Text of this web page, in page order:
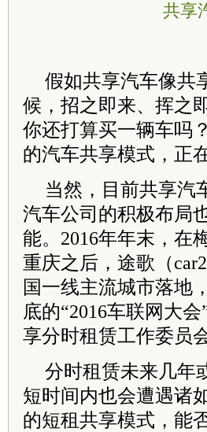
共享
假如共享汽车像
候，招之即来、挥之
你还打算买一辆车吗
的汽车共享模式，正
当然，目前共享汽
汽车公司的积极布局
能。2016年年末，在
重庆之后，途歌（
国一线主流城市落地
底的“2016车联网大
享分时租赁工作委员
分时租赁未来几年
短时间内也会遭遇诸
的短租共享模式，能